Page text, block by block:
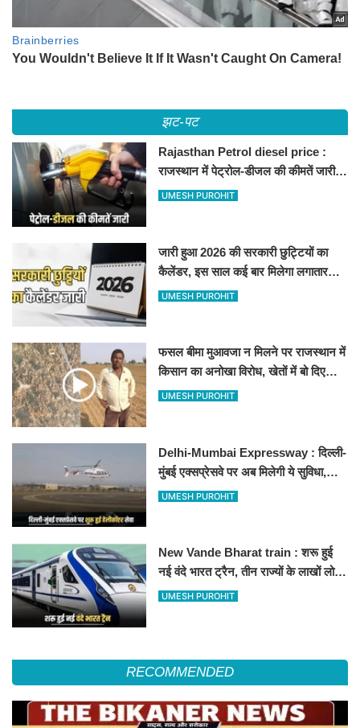
झट-पट
Rajasthan Petrol diesel price :
राजस्थान में पेट्रोल-डीजल की कीमतें जारी,
जानिए बीकानेर समेत पुरे प्रदेश में नए रेट
UMESH PUROHIT
जारी हुआ 2026 की सरकारी छुट्टियों का
कैलेंडर, इस साल कई बार मिलेगा लगातार
अवकाश, देखें
UMESH PUROHIT
फसल बीमा मुआवजा न मिलने पर राजस्थान में
किसान का अनोखा विरोध, खेतों में बो दिए
500-500 रुपए के नोट, वीडियो वायरल
UMESH PUROHIT
Delhi-Mumbai Expressway : दिल्ली-
मुंबई एक्सप्रेसवे पर अब मिलेगी ये सुविधा,
हेलीकॉप्टर सर्विस से तुरंत घायल पहुंचेगा
UMESH PUROHIT
New Vande Bharat train : शरू हुई
नई वंदे भारत ट्रैन, तीन राज्यों के लाखों लोगों
का सफर होगा आसान, देखें पूरा रूटमैप
UMESH PUROHIT
RECOMMENDED